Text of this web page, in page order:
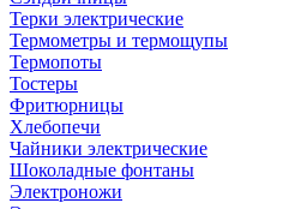
Терки электрические
Термометры и термощупы
Термопоты
Тостеры
Фритюрницы
Хлебопечи
Чайники электрические
Шоколадные фонтаны
Электроножи